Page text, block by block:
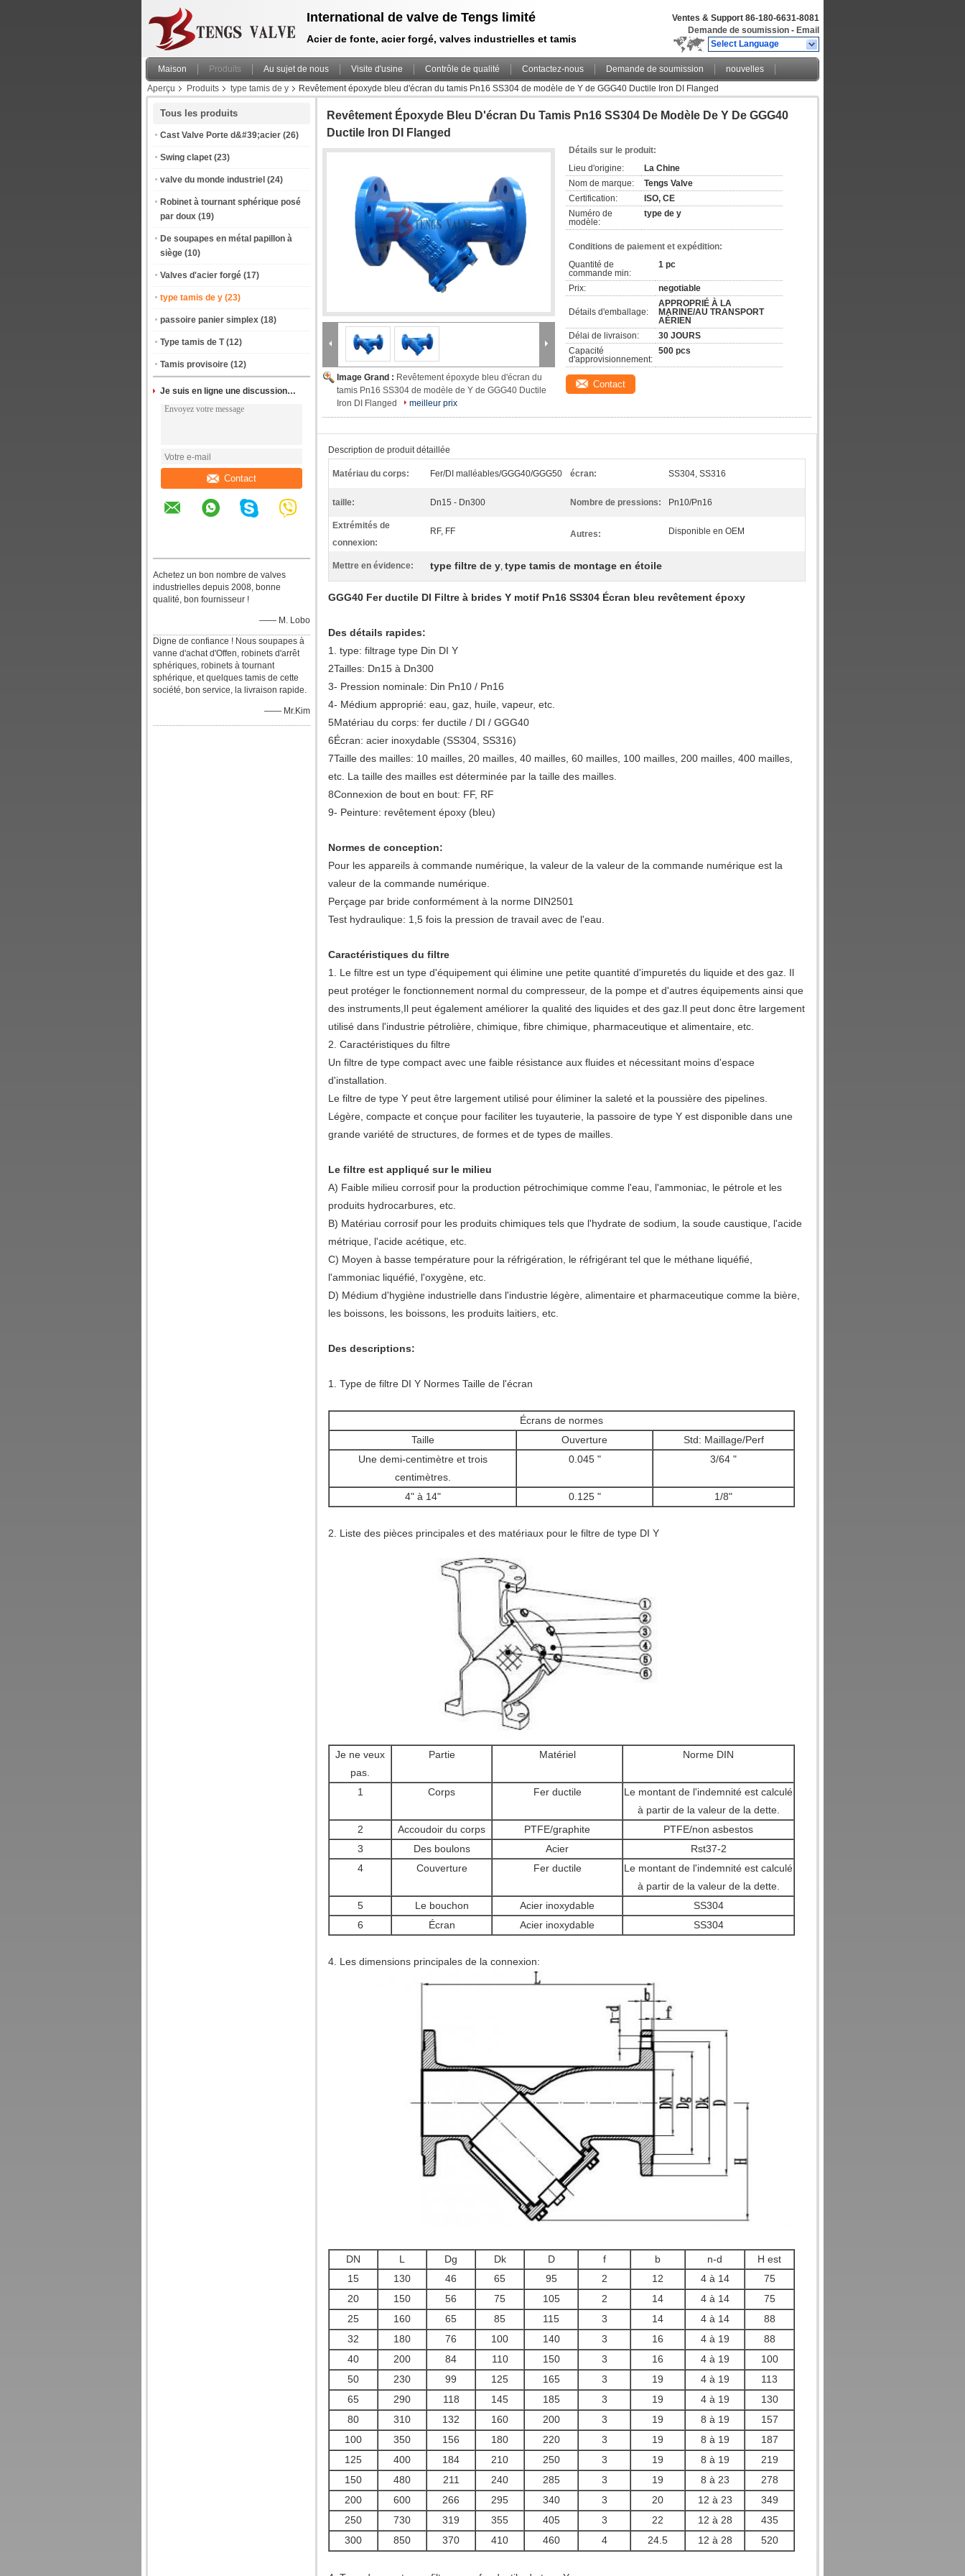
International de valve de Tengs limité
Acier de fonte, acier forgé, valves industrielles et tamis
Ventes & Support 86-180-6631-8081
Demande de soumission - Email
Select Language
Maison Produits Au sujet de nous Visite d'usine Contrôle de qualité Contactez-nous Demande de soumission
nouvelles
Aperçu
Produits type tamis de y Revêtement époxyde bleu d'écran du tamis Pn16 SS304 de modèle de Y de GGG40 Ductile Iron DI Flanged
Tous les produits
Cast Valve Porte d&#39;acier (26)
Swing clapet (23)
valve du monde industriel (24)
Robinet à tournant sphérique posé
par doux (19)
De soupapes en métal papillon à
siège (10)
Valves d'acier forgé (17)
type tamis de y (23)
passoire panier simplex (18)
Type tamis de T (12)
Tamis provisoire (12)
Je suis en ligne une discussion en ligne
Contact
Achetez un bon nombre de valves
industrielles depuis 2008, bonne
qualité, bon fournisseur !
—— M. Lobo
Digne de confiance ! Nous soupapes à
vanne d'achat d'Offen, robinets d'arrêt
sphériques, robinets à tournant
sphérique, et quelques tamis de cette
société, bon service, la livraison rapide.
—— Mr.Kim
Revêtement Époxyde Bleu D'écran Du Tamis Pn16 SS304 De Modèle De Y De GGG40
Ductile Iron DI Flanged
Image Grand : Revêtement époxyde bleu d'écran du
tamis Pn16 SS304 de modèle de Y de GGG40 Ductile
Iron DI Flanged
meilleur prix
Détails sur le produit:
Lieu d'origine:
La Chine
Nom de marque:
Tengs Valve
Certification:
ISO, CE
Numéro de
modèle:
type de y
Conditions de paiement et expédition:
Quantité de
commande min:
1 pc
Prix: negotiable
Détails d'emballage:
APPROPRIÉ À LA
MARINE/AU TRANSPORT
AÉRIEN
Délai de livraison:
30 JOURS
Capacité
d'approvisionnement:
500 pcs
Contact
Description de produit détaillée
Matériau du corps: Fer/DI malléables/GGG40/GGG50 écran: SS304, SS316
taille: Dn15 - Dn300 Nombre de pressions: Pn10/Pn16
Extrémités de
connexion:
RF, FF Autres: Disponible en OEM
Mettre en évidence: type filtre de y, type tamis de montage en étoile
GGG40 Fer ductile DI Filtre à brides Y motif Pn16 SS304 Écran bleu revêtement époxy
Des détails rapides:
1. type: filtrage type Din DI Y
2Tailles: Dn15 à Dn300
3- Pression nominale: Din Pn10 / Pn16
4- Médium approprié: eau, gaz, huile, vapeur, etc.
5Matériau du corps: fer ductile / DI / GGG40
6Écran: acier inoxydable (SS304, SS316)
7Taille des mailles: 10 mailles, 20 mailles, 40 mailles, 60 mailles, 100 mailles, 200 mailles, 400 mailles,
etc. La taille des mailles est déterminée par la taille des mailles.
8Connexion de bout en bout: FF, RF
9- Peinture: revêtement époxy (bleu)
Normes de conception:
Pour les appareils à commande numérique, la valeur de la valeur de la commande numérique est la
valeur de la commande numérique.
Perçage par bride conformément à la norme DIN2501
Test hydraulique: 1,5 fois la pression de travail avec de l'eau.
Caractéristiques du filtre
1. Le filtre est un type d'équipement qui élimine une petite quantité d'impuretés du liquide et des gaz. Il
peut protéger le fonctionnement normal du compresseur, de la pompe et d'autres équipements ainsi que
des instruments,Il peut également améliorer la qualité des liquides et des gaz.Il peut donc être largement
utilisé dans l'industrie pétrolière, chimique, fibre chimique, pharmaceutique et alimentaire, etc.
2. Caractéristiques du filtre
Un filtre de type compact avec une faible résistance aux fluides et nécessitant moins d'espace
d'installation.
Le filtre de type Y peut être largement utilisé pour éliminer la saleté et la poussière des pipelines.
Légère, compacte et conçue pour faciliter les tuyauterie, la passoire de type Y est disponible dans une
grande variété de structures, de formes et de types de mailles.
Le filtre est appliqué sur le milieu
A) Faible milieu corrosif pour la production pétrochimique comme l'eau, l'ammoniac, le pétrole et les
produits hydrocarbures, etc.
B) Matériau corrosif pour les produits chimiques tels que l'hydrate de sodium, la soude caustique, l'acide
métrique, l'acide acétique, etc.
C) Moyen à basse température pour la réfrigération, le réfrigérant tel que le méthane liquéfié,
l'ammoniac liquéfié, l'oxygène, etc.
D) Médium d'hygiène industrielle dans l'industrie légère, alimentaire et pharmaceutique comme la bière,
les boissons, les boissons, les produits laitiers, etc.
Des descriptions:
1. Type de filtre DI Y Normes Taille de l'écran
Écrans de normes
Taille
Ouverture
Std: Maillage/Perf
Une demi-centimètre et trois
centimètres.
0.045 " 3/64 "
4" à 14" 0.125 " 1/8"
2. Liste des pièces principales et des matériaux pour le filtre de type DI Y
Je ne veux
pas.
Partie Matériel Norme DIN
1 Corps Fer ductile
Le montant de l'indemnité est calculé
à partir de la valeur de la dette.
2
Accoudoir du corps PTFE/graphite
PTFE/non asbestos
3
Des boulons Acier
Rst37-2
4
Couverture Fer ductile
Le montant de l'indemnité est calculé
à partir de la valeur de la dette.
5
Le bouchon Acier inoxydable
SS304
6
Écran Acier inoxydable SS304
4. Les dimensions principales de la connexion:
DN L Dg Dk D f b n-d
H est
15
130 46 65 95 2 12 4 à 14
75
20
150 56 75 105 2 14 4 à 14
75
25
160 65 85 115 3 14 4 à 14
88
32
180 76 100 140 3 16 4 à 19
88
40
200 84 110 150 3 16 4 à 19
100
50
230 99 125 165 3 19 4 à 19
113
65
290 118 145 185 3 19 4 à 19
130
80
310 132 160 200 3 19 8 à 19
157
100
350 156 180 220 3 19 8 à 19
187
125
400 184 210 250 3 19 8 à 19
219
150
480 211 240 285 3 19 8 à 23
278
200
600 266 295 340 3 20 12 à 23
349
250
730 319 355 405 3 22 12 à 28
435
300
850 370 410 460 4 24.5 12 à 28 520